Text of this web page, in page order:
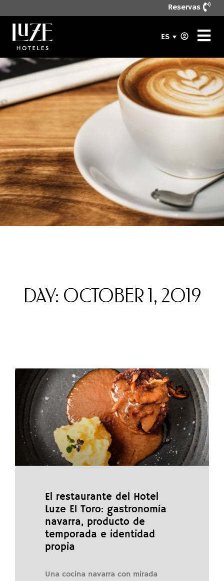
Reservas
ES
DAY: OCTOBER 1, 2019
El restaurante del Hotel
Luze El Toro: gastronomía
navarra, producto de
temporada e identidad
propia
Una cocina navarra con mirada